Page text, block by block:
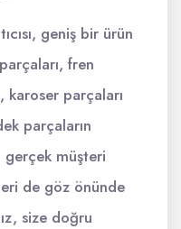
geniş bir ürün
fren
karoser parçaları
parçaların
gerçek müşteri
de göz önünde
size doğru